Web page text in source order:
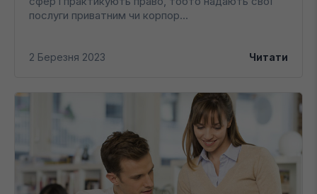
послуги приватним чи корпор...
2 Березня 2023 Читати